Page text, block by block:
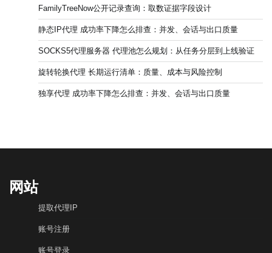
FamilyTreeNow公开记录查询：取数证据字段设计
静态IP代理 成功率下降怎么排查：并发、会话与出口质量
SOCKS5代理服务器 代理池怎么规划：从任务分层到上线验证
旋转轮换代理 长期运行清单：质量、成本与风险控制
独享代理 成功率下降怎么排查：并发、会话与出口质量
网站
提取代理IP
账号注册
账号登录